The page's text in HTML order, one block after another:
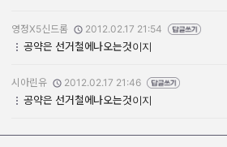
작성자:
영정X5신드롬
작성일:
2012.02.17 21:54
공약은 선거철에나오는것이지
작성자:
시아린유
작성일:
2012.02.17 21:46
공약은 선거철에나오는것이지